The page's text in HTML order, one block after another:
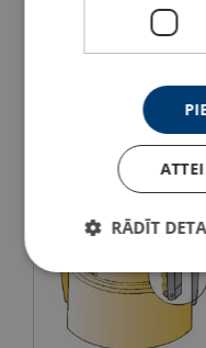
omega ar uzgriezni PBSB
(833)
Skatīt
RĀDĪT